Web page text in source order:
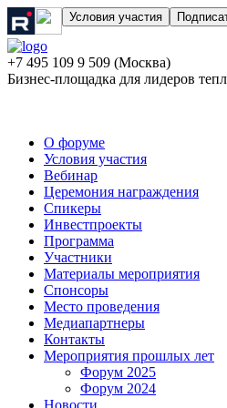
Условия участия
+7 495 109 9 509 (Москва)
Бизнес-площадка для лидеров
О форуме
Условия участия
Вебинар
Церемония награждения
Спикеры
Инвестпроекты
Программа
Участники
Материалы мероприятия
Спонсоры
Место проведения
Медиапартнеры
Контакты
Мероприятия прошлых лет
Форум 2025
Форум 2024
Новости